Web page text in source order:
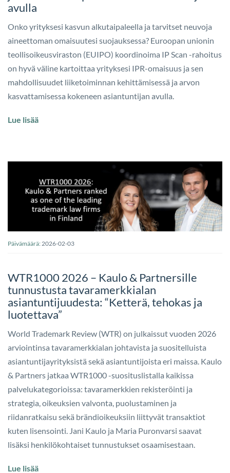
avulla
Onko yrityksesi kasvun alkutaipaleella ja tarvitset neuvoja
aineettoman omaisuutesi suojauksessa? Euroopan unionin
teollisoikeusviraston (EUIPO) koordinoima IP Scan -rahoitus
on hyvä väline kartoittaa yrityksesi IPR-omaisuus ja sen
mahdollisuudet liiketoiminnan kehittämisessä ja arvon
kasvattamisessa kokeneen asiantuntijan avulla.
Lue lisää
Päivämäärä:2026-02-03
WTR1000 2026 – Kaulo & Partnersille
tunnustusta tavaramerkkialan
asiantuntijuudesta: “Ketterä, tehokas ja
luotettava”
World Trademark Review (WTR) on julkaissut vuoden 2026
arviointinsa tavaramerkkialan johtavista ja suositelluista
asiantuntijayrityksistä sekä asiantuntijoista eri maissa. Kaulo
& Partners jatkaa WTR1000 -suosituslistalla kaikissa
palvelukategorioissa: tavaramerkkien rekisteröinti ja
strategia, oikeuksien valvonta, puolustaminen ja
riidanratkaisu sekä brändioikeuksiin liittyvät transaktiot
kuten lisensointi. Jani Kaulo ja Maria Puronvarsi saavat
lisäksi henkilökohtaiset tunnustukset osaamisestaan.
Lue lisää